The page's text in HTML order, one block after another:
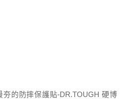
夯的防摔保護貼-DR.TOUGH 硬博